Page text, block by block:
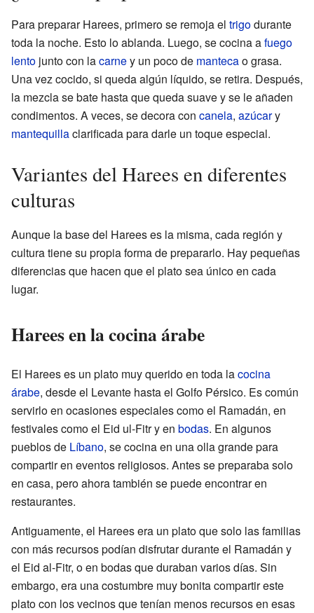
Para preparar Harees, primero se remoja el trigodurante
toda la noche. Esto lo ablanda. Luego, se cocina afuego
lento junto con lacarney un poco de mantecao grasa.
Una vez cocido, si queda algún líquido, se retira. Después,
la mezcla se bate hasta que queda suave y se le añaden
condimentos. A veces, se decora con canela, azúcary
mantequillaclarificada para darle un toque especial.
Variantes del Harees en diferentes
culturas
Aunque la base del Harees es la misma, cada región y
cultura tiene su propia forma de prepararlo. Hay pequeñas
diferencias que hacen que el plato sea único en cada
lugar.
Harees en la cocina árabe
El Harees es un plato muy querido en toda lacocina
árabe, desde el Levante hasta el Golfo Pérsico. Es común
servirlo en ocasiones especiales como el Ramadán, en
festivales como el Eid ul-Fitr y en bodas. En algunos
pueblos de Líbano, se cocina en una olla grande para
compartir en eventos religiosos. Antes se preparaba solo
en casa, pero ahora también se puede encontrar en
restaurantes.
Antiguamente, el Harees era un plato que solo las familias
con más recursos podían disfrutar durante el Ramadán y
el Eid al-Fitr, o en bodas que duraban varios días. Sin
embargo, era una costumbre muy bonita compartir este
plato con los vecinos que tenían menos recursos en esas